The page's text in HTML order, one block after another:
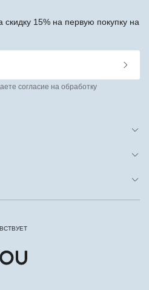
15% на первую покупку на
согласие на обработку